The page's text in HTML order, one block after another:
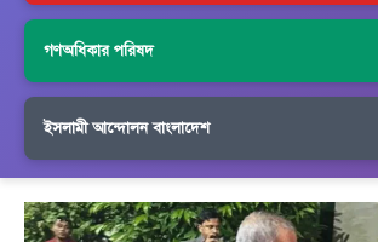
গণঅধিকার পরিষদ
ইসলামী আন্দোলন বাংলাদেশ